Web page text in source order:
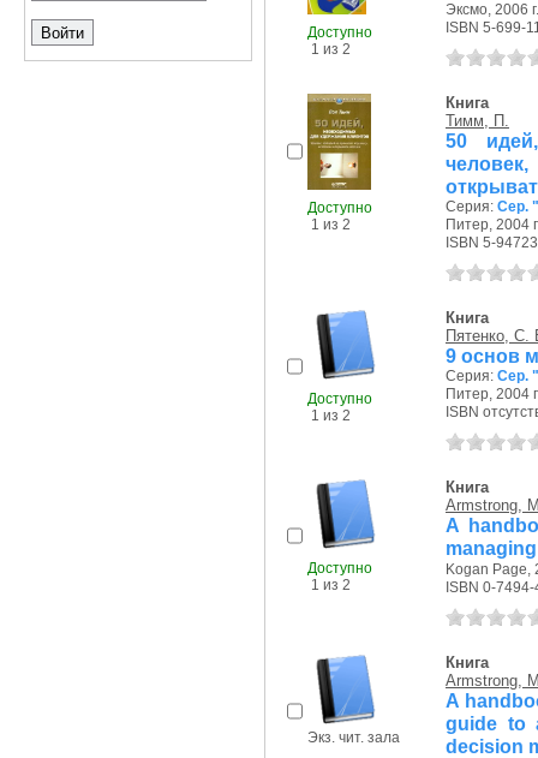
Доступно
1 из 2
Эксмо, 2006 г.
ISBN 5-699-
Доступно
1 из 2
Книга
Тимм, П.
50
Серия: Сер.
Питер, 2004
ISBN 5-
Доступно
1 из 2
Книга
Пятенко, С.
9 основ
Серия: Сер.
Питер, 2004
ISBN
Доступно
1 из 2
Книга
Armstrong,
A
Kogan Page,
ISBN 0-
Экз. чит. зала
Книга
Armstrong,
A
guide to
decision